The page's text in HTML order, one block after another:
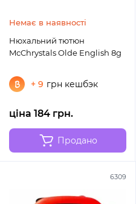
Немає в наявності
Нюхальний тютюн
McChrystals Olde English 8g
+ 9 грн кешбэк
ціна 184 грн.
Продано
6309